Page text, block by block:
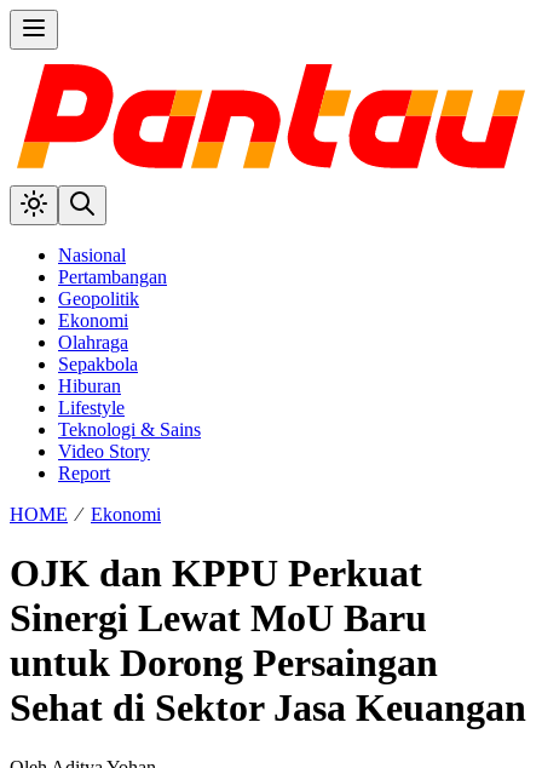
Nasional
Pertambangan
Geopolitik
Ekonomi
Olahraga
Sepakbola
Hiburan
Lifestyle
Teknologi & Sains
Video Story
Report
HOME ⁄ Ekonomi
OJK dan KPPU Perkuat
Sinergi Lewat MoU Baru
untuk Dorong Persaingan
Sehat di Sektor Jasa Keuangan